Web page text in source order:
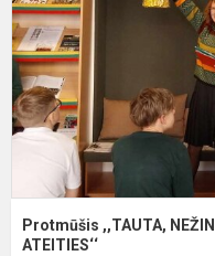
Protmūšis ,,TAUTA,
ATEITIES‘‘